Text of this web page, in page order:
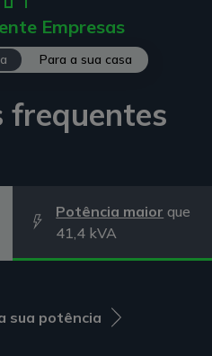
Empresas
Para a sua casa
frequentes
Potência maior que
41,4 kVA
sua potência